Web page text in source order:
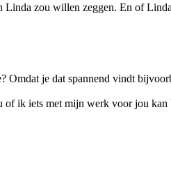
zou willen zeggen. En of
je dat spannend vindt
ik iets met mijn werk voor jou kan